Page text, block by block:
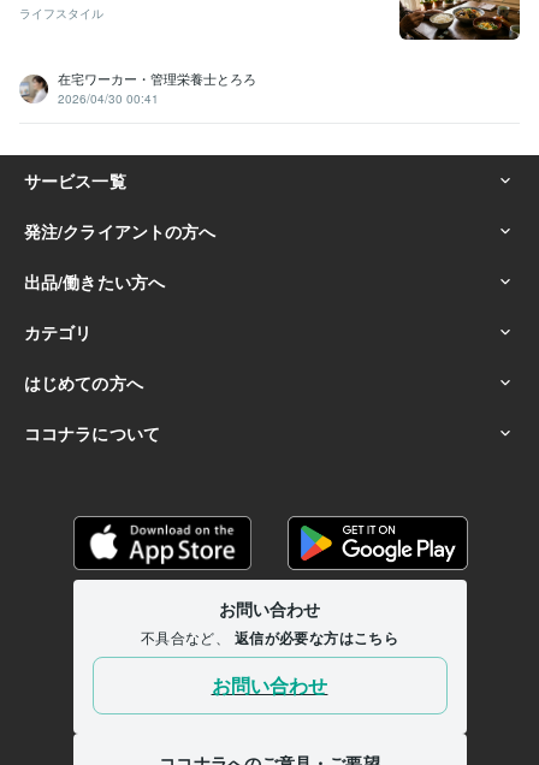
ライフスタイル
在宅ワーカー・管理栄養士とろろ
2026/04/30 00:41